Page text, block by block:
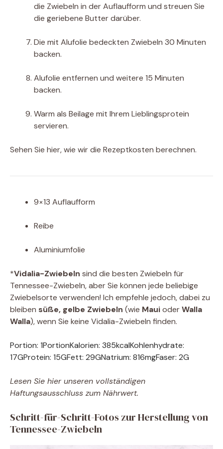
die Zwiebeln in der Auflaufform und streuen Sie
die geriebene Butter darüber.
Die mit Alufolie bedeckten Zwiebeln 30 Minuten
backen.
Alufolie entfernen und weitere 15 Minuten
backen.
Warm als Beilage mit Ihrem Lieblingsprotein
servieren.
Sehen Sie hier, wie wir die Rezeptkosten berechnen.
9×13 Auflaufform
Reibe
Aluminiumfolie
*Vidalia-Zwiebeln sind die besten Zwiebeln für
Tennessee-Zwiebeln, aber Sie können jede beliebige
Zwiebelsorte verwenden! Ich empfehle jedoch, dabei zu
bleiben süße, gelbe Zwiebeln (wie MauioderWalla
Walla), wenn Sie keine Vidalia-Zwiebeln finden.
Portion: 1PortionKalorien: 385kcalKohlenhydrate:
17GProtein: 15GFett: 29GNatrium: 816mgFaser: 2G
Lesen Sie hier unseren vollständigen
Haftungsausschluss zum Nährwert.
Schritt-für-Schritt-Fotos zur Herstellung von
Tennessee-Zwiebeln